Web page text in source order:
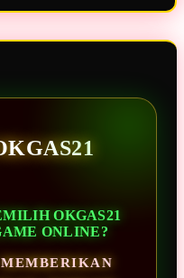
OKGAS21
ONLINE?